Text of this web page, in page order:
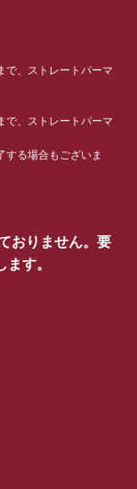
で、ストレートパーマ
で、ストレートパーマ
る場合もございま
おりません。要
す。